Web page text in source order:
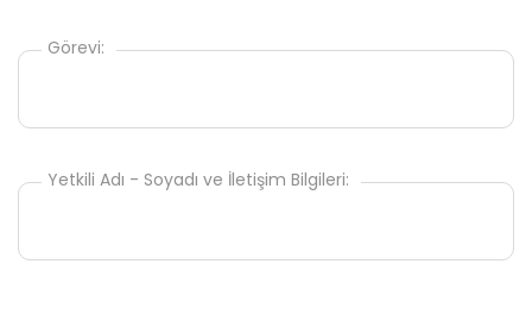
Görevi:
Yetkili Adı - Soyadı ve İletişim Bilgileri: